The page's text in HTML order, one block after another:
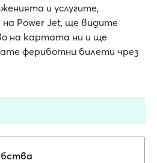
и услугите,
на Power Jet, ще видите
на картата ни и ще
фериботни билети чрез